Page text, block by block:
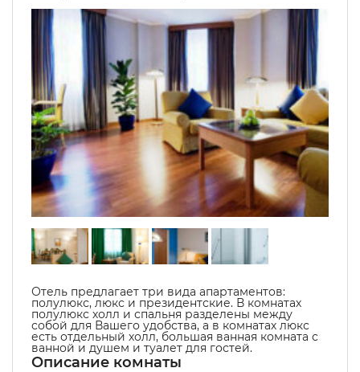
Отель предлагает три вида апартаментов:
полулюкс, люкс и президентские. В комнатах
полулюкс холл и спальня разделены между
собой для Вашего удобства, а в комнатах люкс
есть отдельный холл, большая ванная комната с
ванной и душем и туалет для гостей.
Описание комнаты